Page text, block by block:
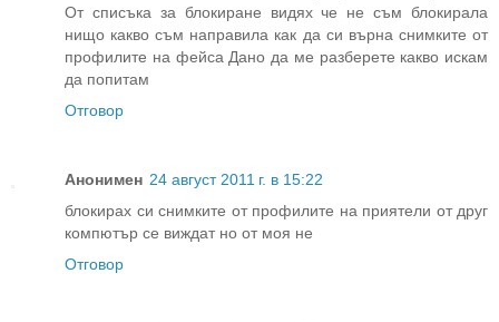
От списъка за блокиране видях че не съм блокирала
нищо какво съм направила как да си върна снимките от
профилите на фейса Дано да ме разберете какво искам
да попитам
Отговор
Анонимен 24 август 2011 г. в 15:22
блокирах си снимките от профилите на приятели от друг
компютър се виждат но от моя не
Отговор